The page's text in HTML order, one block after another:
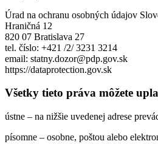
Úrad na ochranu osobných údajov
Hraničná 12
820 07 Bratislava 27
tel. číslo: +421 /2/ 3231 3214
email: statny.dozor@pdp.gov.sk
https://dataprotection.gov.sk
Všetky tieto práva môžete
ústne – na nižšie uvedenej adrese
písomne – osobne, poštou alebo